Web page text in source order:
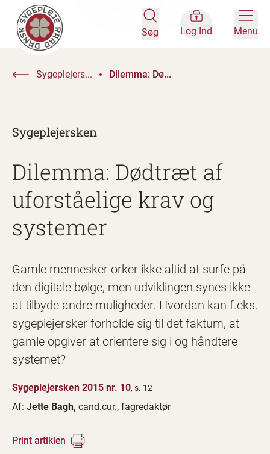
Søg Log Ind Menu
Sygeplejers... Dilemma: Dø...
Sygeplejersken
Dilemma: Dødtræt af
uforståelige krav og
systemer
Gamle mennesker orker ikke altid at surfe på
den digitale bølge, men udviklingen synes ikke
at tilbyde andre muligheder. Hvordan kan f.eks.
sygeplejersker forholde sig til det faktum, at
gamle opgiver at orientere sig i og håndtere
systemet?
Sygeplejersken 2015 nr. 10, s. 12
Af: Jette Bagh, cand.cur., fagredaktør
Print artiklen